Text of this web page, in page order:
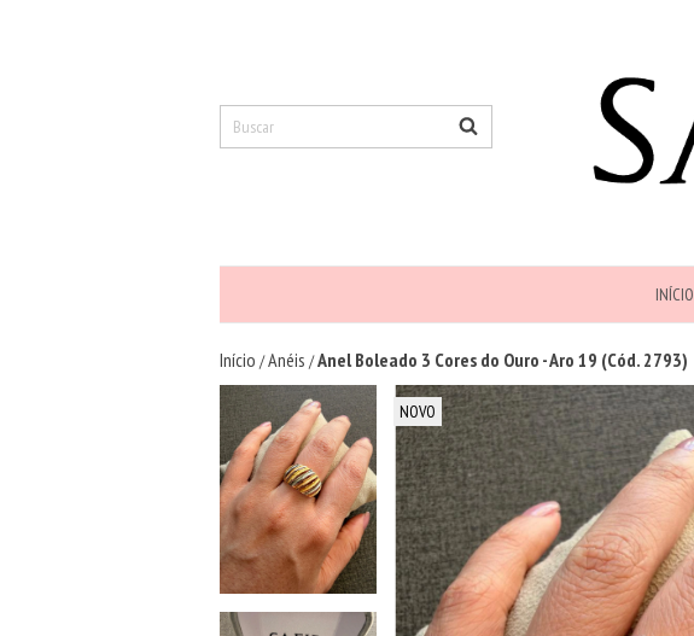
INÍCIO
Início /Anéis /Anel Boleado 3 Cores do Ouro - Aro 19 (Cód. 2793)
NOVO